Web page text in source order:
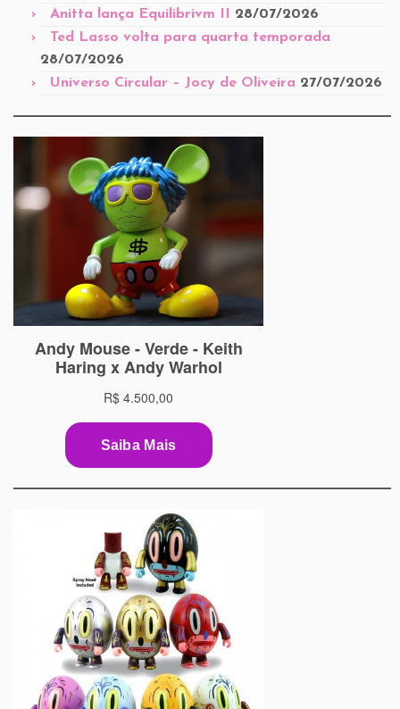
Anitta lança Equilibrivm II 28/07/2026
Ted Lasso volta para quarta temporada
28/07/2026
Universo Circular – Jocy de Oliveira 27/07/2026